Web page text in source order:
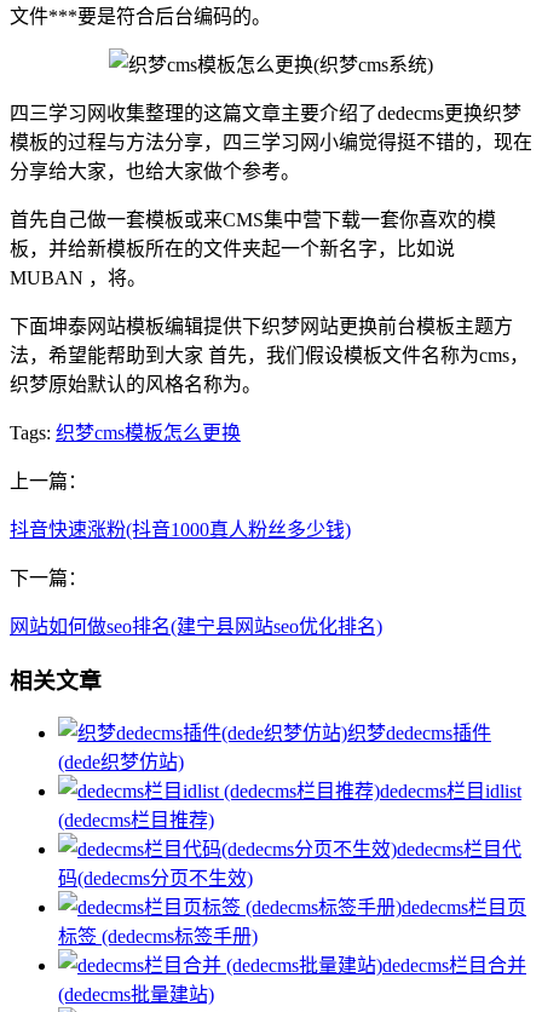
文件***要是符合后台编码的。
四三学习网收集整理的这篇文章主要介绍了dedecms更换织梦
模板的过程与方法分享，四三学习网小编觉得挺不错的，现在
分享给大家，也给大家做个参考。
首先自己做一套模板或来CMS集中营下载一套你喜欢的模
板，并给新模板所在的文件夹起一个新名字，比如说
MUBAN ，将。
下面坤泰网站模板编辑提供下织梦网站更换前台模板主题方
法，希望能帮助到大家 首先，我们假设模板文件名称为cms，
织梦原始默认的风格名称为。
Tags: 织梦cms模板怎么更换
上一篇：
抖音快速涨粉(抖音1000真人粉丝多少钱)
下一篇：
网站如何做seo排名(建宁县网站seo优化排名)
相关文章
织梦dedecms插件
(dede织梦仿站)
dedecms栏目idlist
(dedecms栏目推荐)
dedecms栏目代
码(dedecms分页不生效)
dedecms栏目页
标签 (dedecms标签手册)
dedecms栏目合并
(dedecms批量建站)